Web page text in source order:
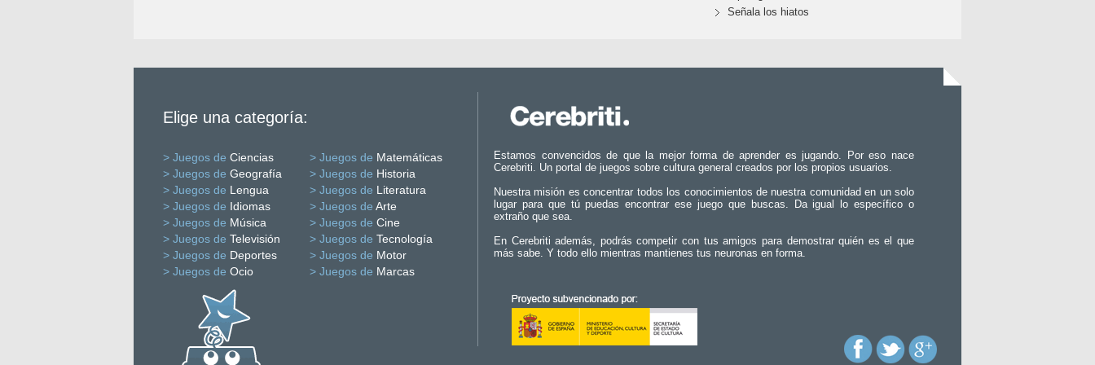
Señala los hiatos
Elige una categoría:
> Juegos de Ciencias > Juegos de Matemáticas
> Juegos de Geografía > Juegos de Historia
> Juegos de Lengua > Juegos de Literatura
> Juegos de Idiomas > Juegos de Arte
> Juegos de Música > Juegos de Cine
> Juegos de Televisión > Juegos de Tecnología
> Juegos de Deportes > Juegos de Motor
> Juegos de Ocio > Juegos de Marcas
Estamos convencidos de que la mejor forma de aprender es jugando. Por eso nace
Cerebriti. Un portal de juegos sobre cultura general creados por los propios usuarios.
Nuestra misión es concentrar todos los conocimientos de nuestra comunidad en un solo
lugar para que tú puedas encontrar ese juego que buscas. Da igual lo específico o
extraño que sea.
En Cerebriti además, podrás competir con tus amigos para demostrar quién es el que
más sabe. Y todo ello mientras mantienes tus neuronas en forma.